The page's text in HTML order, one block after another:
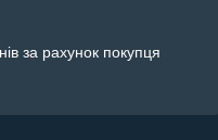
за рахунок покупця